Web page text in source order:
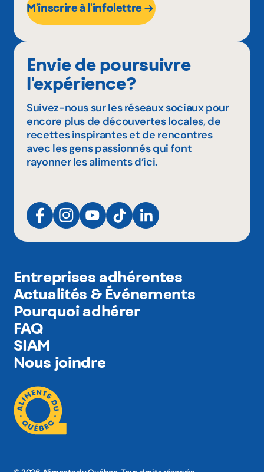
M'inscrire à l'infolettre
Envie de poursuivre
l'expérience?
Suivez-nous sur les réseaux sociaux pour
encore plus de découvertes locales, de
recettes inspirantes et de rencontres
avec les gens passionnés qui font
rayonner les aliments d’ici.
Entreprises adhérentes
Actualités & Événements
Pourquoi adhérer
FAQ
SIAM
Nous joindre